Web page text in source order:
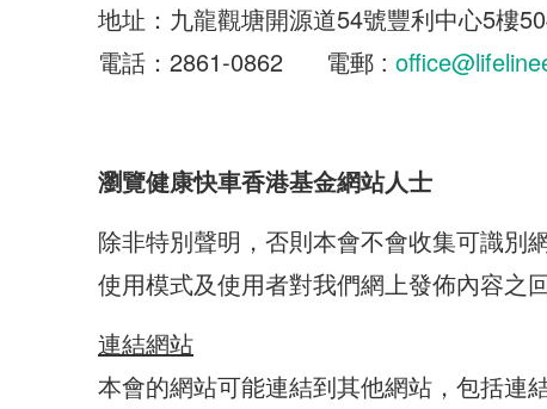
地址：九龍觀塘開源道54號豐利中心5樓
電話：2861-0862 電郵 :
瀏覽健康快車香港基金網站人士
除非特別聲明，否則本會不會收集可識別
使用模式及使用者對我們網上發佈內容之
連結網站
本會的網站可能連結到其他網站，包括連